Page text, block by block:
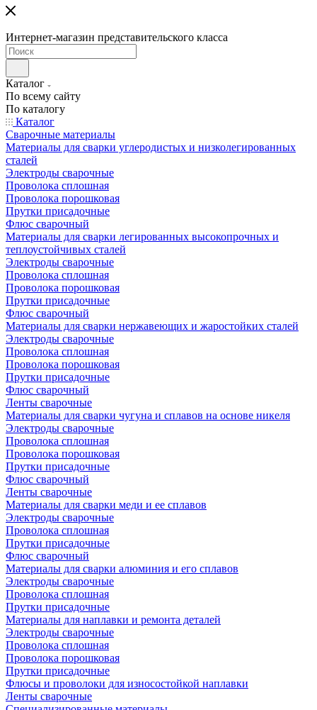
Интернет-магазин представительского класса
Каталог
По всему сайту
По каталогу
Каталог
Сварочные материалы
Материалы для сварки углеродистых и низколегированных
сталей
Электроды сварочные
Проволока сплошная
Проволока порошковая
Прутки присадочные
Флюс сварочный
Материалы для сварки легированных высокопрочных и
теплоустойчивых сталей
Электроды сварочные
Проволока сплошная
Проволока порошковая
Прутки присадочные
Флюс сварочный
Материалы для сварки нержавеющих и жаростойких сталей
Электроды сварочные
Проволока сплошная
Проволока порошковая
Прутки присадочные
Флюс сварочный
Ленты сварочные
Материалы для сварки чугуна и сплавов на основе никеля
Электроды сварочные
Проволока сплошная
Проволока порошковая
Прутки присадочные
Флюс сварочный
Ленты сварочные
Материалы для сварки меди и ее сплавов
Электроды сварочные
Проволока сплошная
Прутки присадочные
Флюс сварочный
Материалы для сварки алюминия и его сплавов
Электроды сварочные
Проволока сплошная
Прутки присадочные
Материалы для наплавки и ремонта деталей
Электроды сварочные
Проволока сплошная
Проволока порошковая
Прутки присадочные
Флюсы и проволоки для износостойкой наплавки
Ленты сварочные